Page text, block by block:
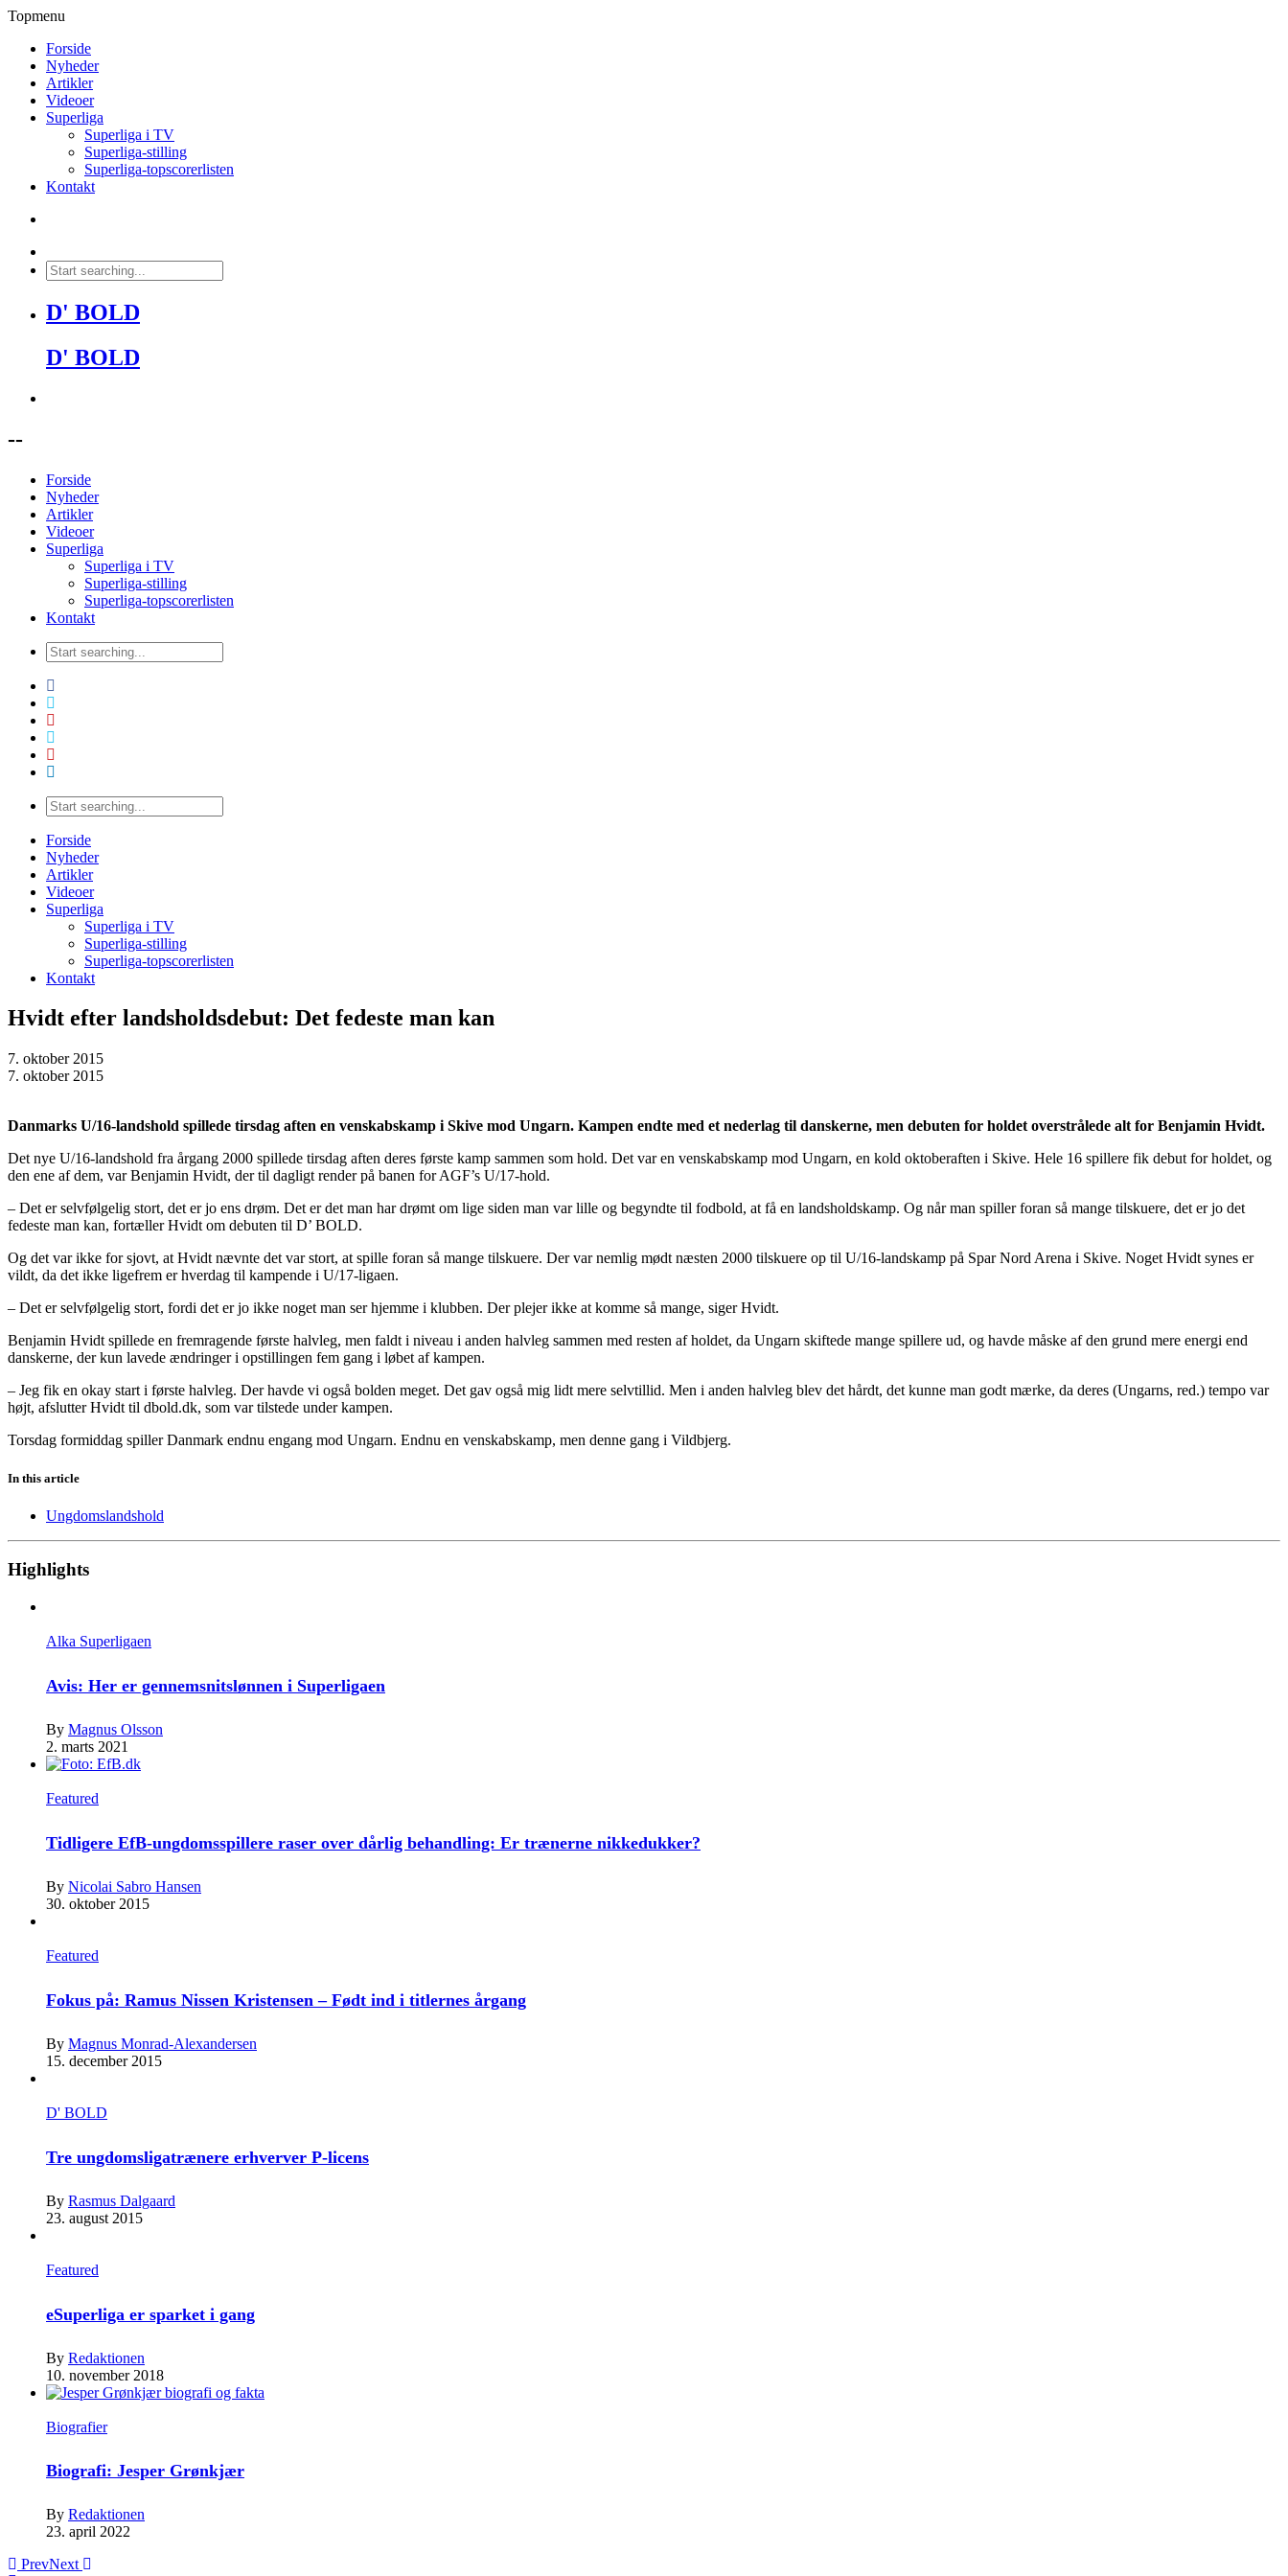
Topmenu
Forside
Nyheder
Artikler
Videoer
Superliga
Superliga i TV
Superliga-stilling
Superliga-topscorerlisten
Kontakt
D' BOLD
D' BOLD
--
Forside
Nyheder
Artikler
Videoer
Superliga
Superliga i TV
Superliga-stilling
Superliga-topscorerlisten
Kontakt
Forside
Nyheder
Artikler
Videoer
Superliga
Superliga i TV
Superliga-stilling
Superliga-topscorerlisten
Kontakt
Hvidt efter landsholdsdebut: Det fedeste man kan
7. oktober 2015
7. oktober 2015
Danmarks U/16-landshold spillede tirsdag aften en venskabskamp i Skive mod Ungarn. Kampen endte med et nederlag til danskerne, men debuten for holdet overstrålede alt for Benjamin Hvidt.
Det nye U/16-landshold fra årgang 2000 spillede tirsdag aften deres første kamp sammen som hold. Det var en venskabskamp mod Ungarn, en kold oktoberaften i Skive. Hele 16 spillere fik debut for holdet, og
den ene af dem, var Benjamin Hvidt, der til dagligt render på banen for AGF’s U/17-hold.
– Det er selvfølgelig stort, det er jo ens drøm. Det er det man har drømt om lige siden man var lille og begyndte til fodbold, at få en landsholdskamp. Og når man spiller foran så mange tilskuere, det er jo det
fedeste man kan, fortæller Hvidt om debuten til D’ BOLD.
Og det var ikke for sjovt, at Hvidt nævnte det var stort, at spille foran så mange tilskuere. Der var nemlig mødt næsten 2000 tilskuere op til U/16-landskamp på Spar Nord Arena i Skive. Noget Hvidt synes er
vildt, da det ikke ligefrem er hverdag til kampende i U/17-ligaen.
– Det er selvfølgelig stort, fordi det er jo ikke noget man ser hjemme i klubben. Der plejer ikke at komme så mange, siger Hvidt.
Benjamin Hvidt spillede en fremragende første halvleg, men faldt i niveau i anden halvleg sammen med resten af holdet, da Ungarn skiftede mange spillere ud, og havde måske af den grund mere energi end
danskerne, der kun lavede ændringer i opstillingen fem gang i løbet af kampen.
– Jeg fik en okay start i første halvleg. Der havde vi også bolden meget. Det gav også mig lidt mere selvtillid. Men i anden halvleg blev det hårdt, det kunne man godt mærke, da deres (Ungarns, red.) tempo var
højt, afslutter Hvidt til dbold.dk, som var tilstede under kampen.
Torsdag formiddag spiller Danmark endnu engang mod Ungarn. Endnu en venskabskamp, men denne gang i Vildbjerg.
In this article
Ungdomslandshold
Highlights
Alka Superligaen
Avis: Her er gennemsnitslønnen i Superligaen
By Magnus Olsson
2. marts 2021
Featured
Tidligere EfB-ungdomsspillere raser over dårlig behandling: Er trænerne nikkedukker?
By Nicolai Sabro Hansen
30. oktober 2015
Featured
Fokus på: Ramus Nissen Kristensen – Født ind i titlernes årgang
By Magnus Monrad-Alexandersen
15. december 2015
D' BOLD
Tre ungdomsligatrænere erhverver P-licens
By Rasmus Dalgaard
23. august 2015
Featured
eSuperliga er sparket i gang
By Redaktionen
10. november 2018
Biografier
Biografi: Jesper Grønkjær
By Redaktionen
23. april 2022
PrevNext